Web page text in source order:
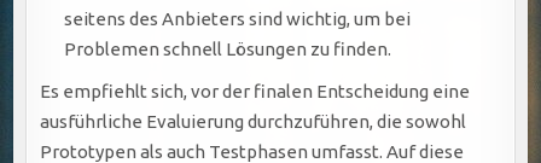
seitens des Anbieters sind wichtig, um bei
Problemen schnell Lösungen zu finden.
Es empfiehlt sich, vor der finalen Entscheidung eine
ausführliche Evaluierung durchzuführen, die sowohl
Prototypen als auch Testphasen umfasst. Auf diese